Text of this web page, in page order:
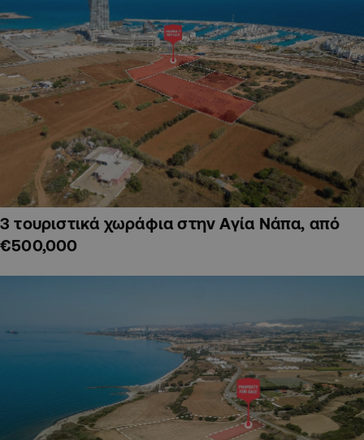
3 τουριστικά χωράφια στην Αγία Νάπα, από
€500,000